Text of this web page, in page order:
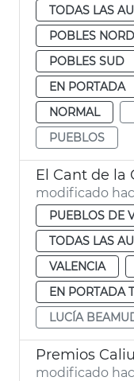
TODAS LAS
POBLES NORD
POBLES SUD
EN PORTADA
NORMAL
PUEBLOS
El Cant de la
modificado
PUEBLOS DE
TODAS LAS
VALENCIA
EN PORTADA
LUCÍA
Premios
modificado